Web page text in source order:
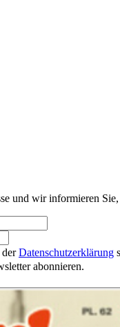
und wir informieren
derDatenschutzerklärung
abonnieren.